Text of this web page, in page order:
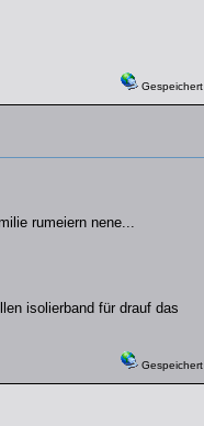
Gespeichert
rumeiern nene...
isolierband für drauf das
Gespeichert